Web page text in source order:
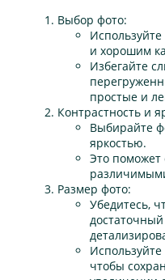
Выбор фото:
и хорошим
Избегайте
простые и
Контрастность и
Выбирайте
яркостью.
Это поможет
Размер фото:
Убедитесь,
чтобы